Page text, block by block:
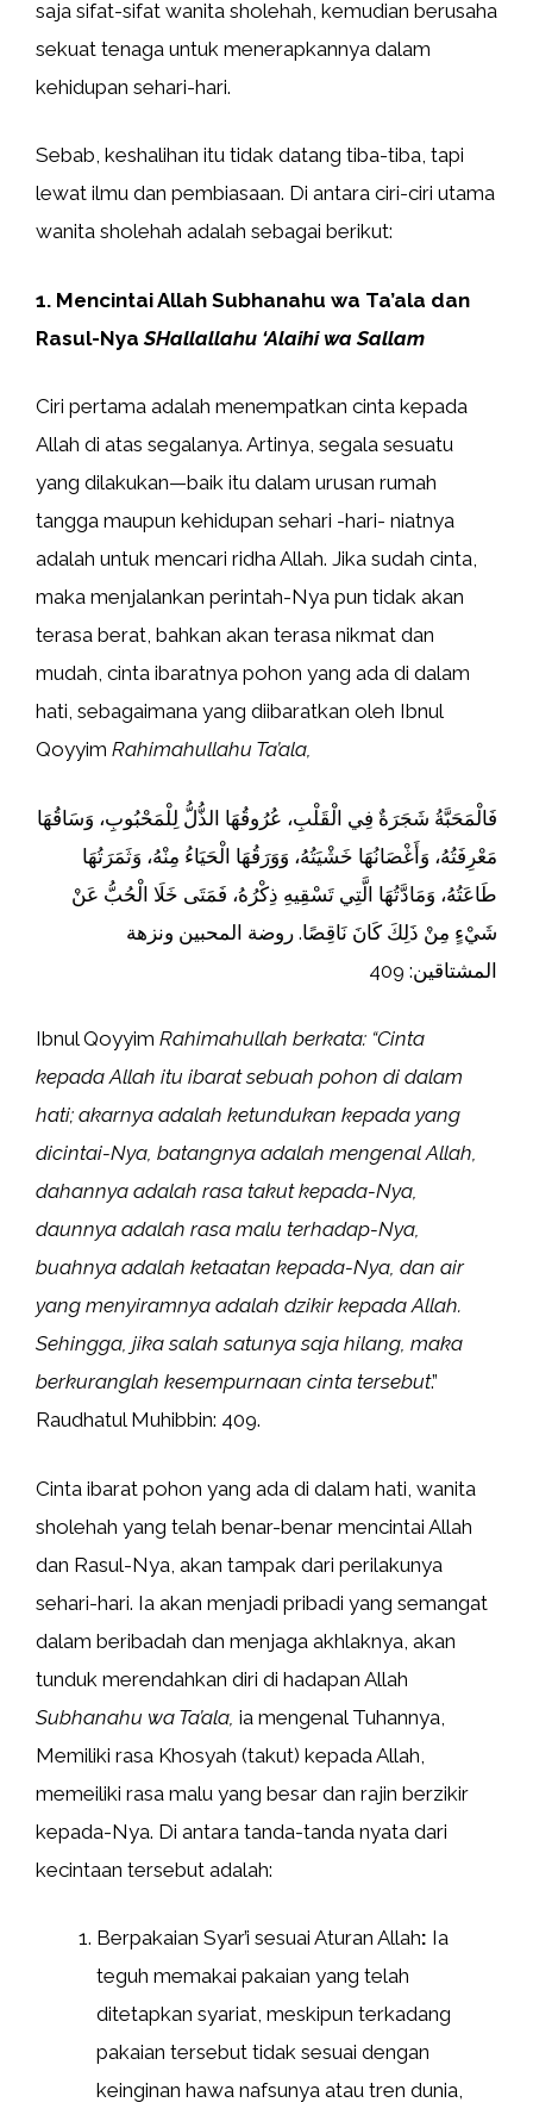
saja sifat-sifat wanita sholehah, kemudian berusaha
sekuat tenaga untuk menerapkannya dalam
kehidupan sehari-hari.
Sebab, keshalihan itu tidak datang tiba-tiba, tapi
lewat ilmu dan pembiasaan. Di antara ciri-ciri utama
wanita sholehah adalah sebagai berikut:
1. Mencintai Allah Subhanahu wa Ta’ala dan
Rasul-NyaSHallallahu ‘Alaihi wa Sallam
Ciri pertama adalah menempatkan cinta kepada
Allah di atas segalanya. Artinya, segala sesuatu
yang dilakukan—baik itu dalam urusan rumah
tangga maupun kehidupan sehari -hari- niatnya
adalah untuk mencari ridha Allah. Jika sudah cinta,
maka menjalankan perintah-Nya pun tidak akan
terasa berat, bahkan akan terasa nikmat dan
mudah, cinta ibaratnya pohon yang ada di dalam
hati, sebagaimana yang diibaratkan oleh Ibnul
Qoyyim Rahimahullahu Ta’ala,
فَالْمَحَبَّةُ شَجَرَةٌ فِي الْقَلْبِ، عُرُوقُهَا الذُّلُّ لِلْمَحْبُوبِ، وَسَاقُهَا
مَعْرِفَتُهُ، وَأَغْصَانُهَا خَشْيَتُهُ، وَوَرَقُهَا الْحَيَاءُ مِنْهُ، وَثَمَرَتُهَا
طَاعَتُهُ، وَمَادَّتُهَا الَّتِي تَسْقِيهِ ذِكْرُهُ، فَمَتَى خَلَا الْحُبُّ عَنْ
شَيْءٍ مِنْ ذَلِكَ كَانَ نَاقِصًا. روضة المحبين ونزهة
المشتاقين: 409
Ibnul Qoyyim Rahimahullah berkata: “Cinta
kepada Allah itu ibarat sebuah pohon di dalam
hati; akarnya adalah ketundukan kepada yang
dicintai-Nya, batangnya adalah mengenal Allah,
dahannya adalah rasa takut kepada-Nya,
daunnya adalah rasa malu terhadap-Nya,
buahnya adalah ketaatan kepada-Nya, dan air
yang menyiramnya adalah dzikir kepada Allah.
Sehingga, jika salah satunya saja hilang, maka
berkuranglah kesempurnaan cinta tersebut.”
Raudhatul Muhibbin: 409.
Cinta ibarat pohon yang ada di dalam hati, wanita
sholehah yang telah benar-benar mencintai Allah
dan Rasul-Nya, akan tampak dari perilakunya
sehari-hari. Ia akan menjadi pribadi yang semangat
dalam beribadah dan menjaga akhlaknya, akan
tunduk merendahkan diri di hadapan Allah
Subhanahu wa Ta’ala, ia mengenal Tuhannya,
Memiliki rasa Khosyah (takut) kepada Allah,
memeiliki rasa malu yang besar dan rajin berzikir
kepada-Nya. Di antara tanda-tanda nyata dari
kecintaan tersebut adalah:
Berpakaian Syar’i sesuai Aturan Allah: Ia
teguh memakai pakaian yang telah
ditetapkan syariat, meskipun terkadang
pakaian tersebut tidak sesuai dengan
keinginan hawa nafsunya atau tren dunia,